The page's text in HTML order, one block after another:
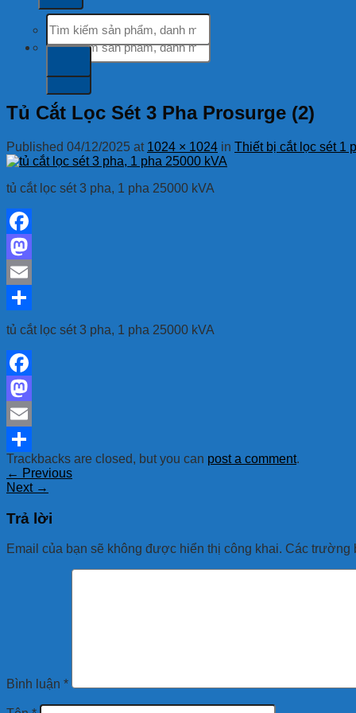
Tìm
kiếm:
Tìm
kiếm:
Tủ Cắt Lọc Sét 3 Pha Prosurge (2)
Published 04/12/2025 at 1024 × 1024 in Thiết bị cắt lọc sét 1
tủ cắt lọc sét 3 pha, 1 pha 25000 kVA
Facebook
Mastodon
Email
Share
tủ cắt lọc sét 3 pha, 1 pha 25000 kVA
Facebook
Mastodon
Email
Share
Trackbacks are closed, but you can post a comment.
← Previous
Next →
Trả lời
Email của bạn sẽ không được hiển thị công khai. Các trường
Bình luận *